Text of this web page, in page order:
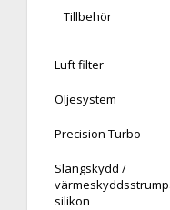
Tillbehör
Luft filter
Oljesystem
Precision Turbo
Slangskydd /
silikon